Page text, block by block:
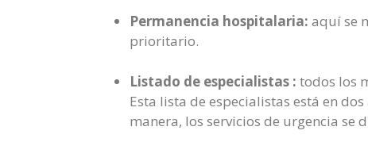
Permanencia hospitalaria: aquí se
prioritario.
Listado de especialistas : todos los
Esta lista de especialistas está en
manera, los servicios de urgencia